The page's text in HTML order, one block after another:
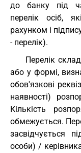
до банку під
перелік осіб,
рахунком і
- перелік).
Перелік
або у формі,
обов'язкові
наявності)
Кількість
обмежується.
засвідчується
особи) /